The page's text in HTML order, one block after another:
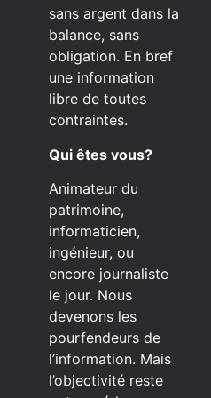
sans argent dans la
balance, sans
obligation. En bref
une information
libre de toutes
contraintes.
Qui êtes vous?
Animateur du
patrimoine,
informaticien,
ingénieur, ou
encore journaliste
le jour. Nous
devenons les
pourfendeurs de
l’information. Mais
l’objectivité reste